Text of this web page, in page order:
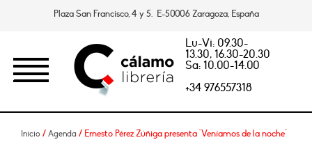
Plaza San Francisco, 4 y 5. E-50006 Zaragoza, España
Lu-Vi: 09.30-
13.30, 16.30-20.30
Sa: 10.00-14.00
+34 976557318
Inicio / Agenda / Ernesto Pérez Zúñiga presenta "Veníamos de la noche"